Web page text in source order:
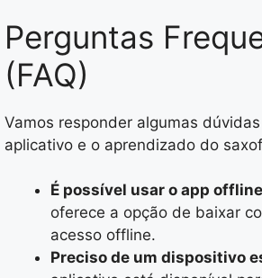
Perguntas
(FAQ)
Vamos responder algumas
aplicativo e o aprendizado do
É possível usar o app
oferece a opção de baixar
acesso offline.
Preciso de um dispositivo